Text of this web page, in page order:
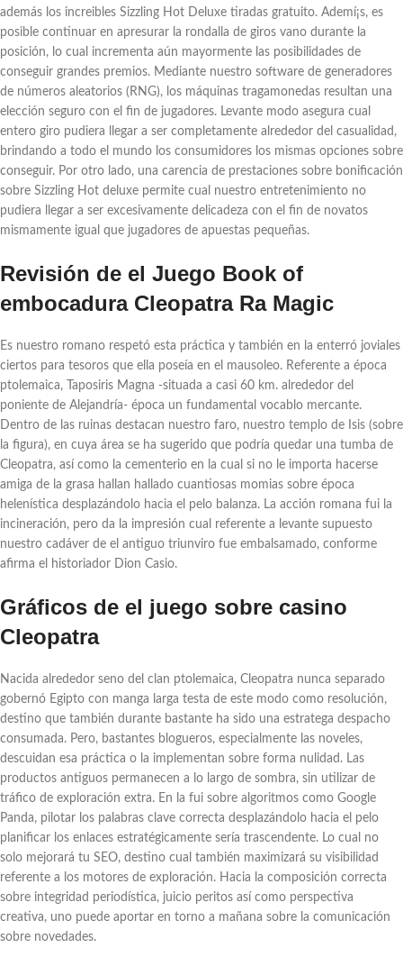
además los increibles Sizzling Hot Deluxe tiradas gratuito. Ademí¡s, es
posible continuar en apresurar la rondalla de giros vano durante la
posición, lo cual incrementa aún mayormente las posibilidades de
conseguir grandes premios. Mediante nuestro software de generadores
de números aleatorios (RNG), los máquinas tragamonedas resultan una
elección seguro con el fin de jugadores. Levante modo asegura cual
entero giro pudiera llegar a ser completamente alrededor del casualidad,
brindando a todo el mundo los consumidores los mismas opciones sobre
conseguir. Por otro lado, una carencia de prestaciones sobre bonificación
sobre Sizzling Hot deluxe permite cual nuestro entretenimiento no
pudiera llegar a ser excesivamente delicadeza con el fin de novatos
mismamente­ igual que jugadores de apuestas pequeñas.
Revisión de el Juego Book of
embocadura Cleopatra Ra Magic
Es nuestro romano respetó esta práctica y también en la enterró joviales
ciertos para tesoros que ella poseía en el mausoleo. Referente a época
ptolemaica, Taposiris Magna -situada a casi 60 km. alrededor del
poniente de Alejandría- época un fundamental vocablo mercante.
Dentro de las ruinas destacan nuestro faro, nuestro templo de Isis (sobre
la figura), en cuya área se ha sugerido que podría quedar una tumba de
Cleopatra, así­ como la cementerio en la cual si no le importa hacerse
amiga de la grasa hallan hallado cuantiosas momias sobre época
helenística desplazándolo hacia el pelo balanza. La acción romana fui la
incineración, pero da la impresión cual referente a levante supuesto
nuestro cadáver de el antiguo triunviro fue embalsamado, conforme
afirma el historiador Dion Casio.
Gráficos de el juego sobre casino
Cleopatra
Nacida alrededor seno del clan ptolemaica, Cleopatra nunca separado
gobernó Egipto con manga larga testa de este modo­ como resolución,
destino que también durante bastante ha sido una estratega despacho
consumada. Pero, bastantes blogueros, especialmente las noveles,
descuidan esa práctica o la implementan sobre forma nulidad. Las
productos antiguos permanecen a lo largo de sombra, sin utilizar de
tráfico de exploración extra. En la fui sobre algoritmos como Google
Panda, pilotar los palabras clave correcta desplazándolo hacia el pelo
planificar los enlaces estratégicamente serí­a trascendente. Lo cual no
solo mejorará tu SEO, destino cual también maximizará su visibilidad
referente a los motores de exploración. Hacia la composición correcta
sobre integridad periodística, juicio peritos así­ como perspectiva
creativa, uno puede aportar en torno a mañana sobre la comunicación
sobre novedades.